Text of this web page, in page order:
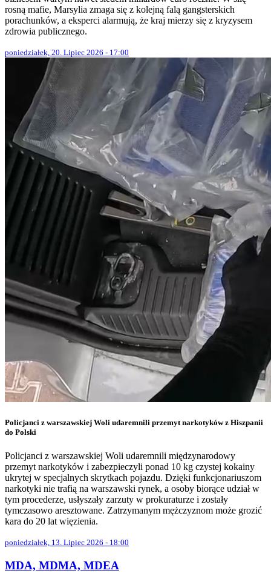
rosną mafie, Marsylia zmaga się z kolejną falą gangsterskich
porachunków, a eksperci alarmują, że kraj mierzy się z kryzysem
zdrowia publicznego.
poniedziałek, 20. Lipiec 2026 - 17:00
Policjanci z warszawskiej Woli udaremnili przemyt narkotyków z Hiszpanii
do Polski
Policjanci z warszawskiej Woli udaremnili międzynarodowy
przemyt narkotyków i zabezpieczyli ponad 10 kg czystej kokainy
ukrytej w specjalnych skrytkach pojazdu. Dzięki funkcjonariuszom
narkotyki nie trafią na warszawski rynek, a osoby biorące udział w
tym procederze, usłyszały zarzuty w prokuraturze i zostały
tymczasowo aresztowane. Zatrzymanym mężczyznom może grozić
kara do 20 lat więzienia.
poniedziałek, 13. Lipiec 2026 - 18:00
MDA, MDMA, MDEA